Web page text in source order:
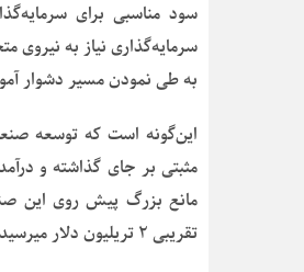
سود مناسبی برای
سرمایه‌گذاری نیاز به
به طی نمودن مسیر دشوار
این‌گونه است که توسعه
مثبتی بر جای گذاشته و
تقریبی ۲ تریلیون دلار می‎رسید.